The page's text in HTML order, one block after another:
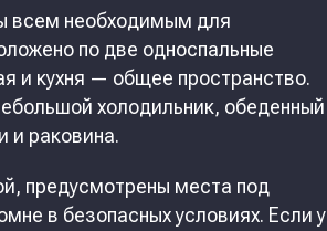
всем необходимым для
по две односпальные
и кухня — общее пространство.
холодильник, обеденный
и раковина.
предусмотрены места под
в безопасных условиях. Если у